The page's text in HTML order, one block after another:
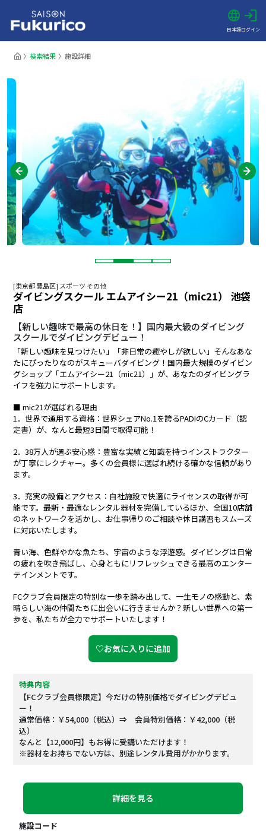
日本語ログイン
検索結果 施設詳細
[東京都 豊島区] スポーツ その他
ダイビングスクール エムアイシー21（mic21） 池袋
店
【新しい趣味で最高の休日を！】国内最大級のダイビング
スクールでダイビングデビュー！
「新しい趣味を見つけたい」「非日常の癒やしが欲しい」そんなあな
たにぴったりなのがスキューバダイビング！国内最大規模のダイビン
グショップ「エムアイシー21（mic21）」が、あなたのダイビングラ
イフを強力にサポートします。
■ mic21が選ばれる理由
1．世界で通用する資格：世界シェアNo.1を誇るPADIのCカード（認
定書）が、なんと最短3日間で取得可能！
2．38万人が選ぶ安心感：豊富な実績と知識を持つインストラクター
が丁寧にレクチャー。多くの会員様に選ばれ続ける確かな信頼があり
ます。
3．充実の設備とアクセス：自社施設で快適にライセンスの取得が可
能です。最新・最適なレンタル器材を完備しているほか、全国10店舗
のネットワークを活かし、お仕事帰りのご相談や休日講習もスムーズ
に対応いたします。
青い海、色鮮やかな魚たち、宇宙のような浮遊感――。ダイビングは日常
の疲れを吹き飛ばし、心身ともにリフレッシュできる最高のエンター
テインメントです。
FCクラブ会員限定の特別な一歩を踏み出して、一生モノの感動と、素
晴らしい海の仲間たちに出会いに行きませんか？新しい世界への第一
歩を、私たちが全力でサポートいたします！
♡お気に入りに追加
特典内容
【FCクラブ会員様限定】今だけの特別価格でダイビングデビュ
ー！
通常価格：￥54,000（税込）⇒ 会員特別価格：￥42,000（税
込）
なんと【12,000円】もお得に受講いただけます！
※器材をお持ちでない方は、別途レンタル費用がかかります。
詳細を見る
施設コード